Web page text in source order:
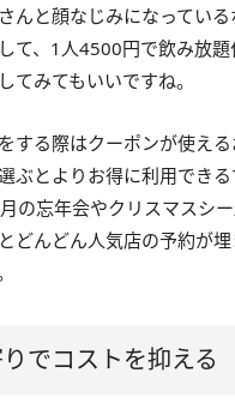
んと顔なじみになってい
て、1人4500円で飲み放題
みてもいいですね。
する際はクーポンが使え
ぶとよりお得に利用できる
の忘年会やクリスマスシ
どんどん人気店の予約が埋
でコストを抑える